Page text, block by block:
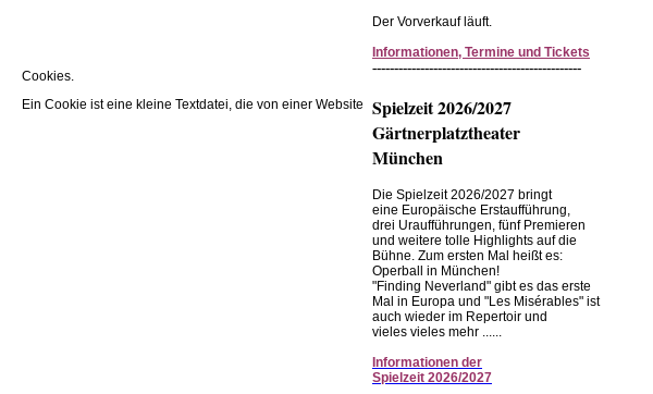
Der Vorverkauf läuft.
Informationen, Termine und Tickets
------------------------------------------------
Spielzeit 2026/2027
Gärtnerplatztheater
München
Die Spielzeit 2026/2027 bringt
eine Europäische Erstaufführung,
drei Uraufführungen, fünf Premieren
und weitere tolle Highlights auf die
Bühne. Zum ersten Mal heißt es:
Operball in München!
"Finding Neverland" gibt es das erste
Mal in Europa und "Les Misérables" ist
auch wieder im Repertoir und
vieles vieles mehr ......
Informationen der
Spielzeit 2026/2027
Cookies.
Ein Cookie ist eine kleine Textdatei, die von einer Website